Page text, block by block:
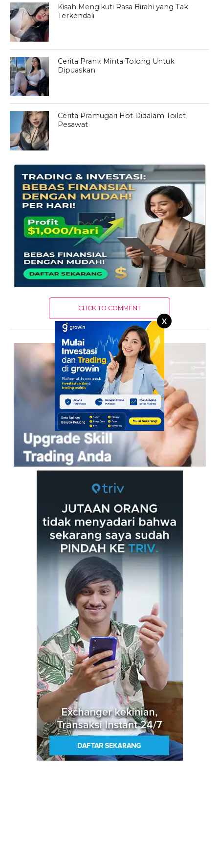
X
Kisah Mengikuti Rasa Birahi yang Tak
Terkendali
Cerita Prank Minta Tolong Untuk
Dipuaskan
Cerita Pramugari Hot Didalam Toilet
Pesawat
CLICK TO COMMENT